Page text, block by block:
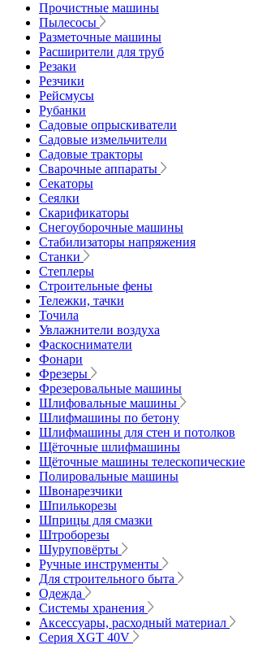
Прочистные машины
Пылесосы
Разметочные машины
Расширители для труб
Резаки
Резчики
Рейсмусы
Рубанки
Садовые опрыскиватели
Садовые измельчители
Садовые тракторы
Сварочные аппараты
Секаторы
Сеялки
Скарификаторы
Снегоуборочные машины
Стабилизаторы напряжения
Станки
Степлеры
Строительные фены
Тележки, тачки
Точила
Увлажнители воздуха
Фаскосниматели
Фонари
Фрезеры
Фрезеровальные машины
Шлифовальные машины
Шлифмашины по бетону
Шлифмашины для стен и потолков
Щёточные шлифмашины
Щёточные машины телескопические
Полировальные машины
Швонарезчики
Шпилькорезы
Шприцы для смазки
Штроборезы
Шуруповёрты
Ручные инструменты
Для строительного быта
Одежда
Системы хранения
Аксессуары, расходный материал
Серия XGT 40V